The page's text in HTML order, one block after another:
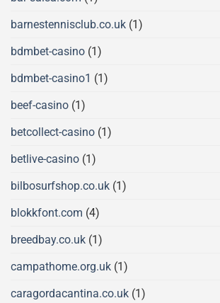
barnestennisclub.co.uk (1)
bdmbet-casino (1)
bdmbet-casino1 (1)
beef-casino (1)
betcollect-casino (1)
betlive-casino (1)
bilbosurfshop.co.uk (1)
blokkfont.com (4)
breedbay.co.uk (1)
campathome.org.uk (1)
caragordacantina.co.uk (1)